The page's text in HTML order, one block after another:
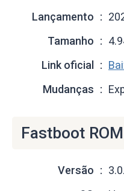
Lançamento
Tamanho
Link oficial
Mudanças
Fastboot
Versão